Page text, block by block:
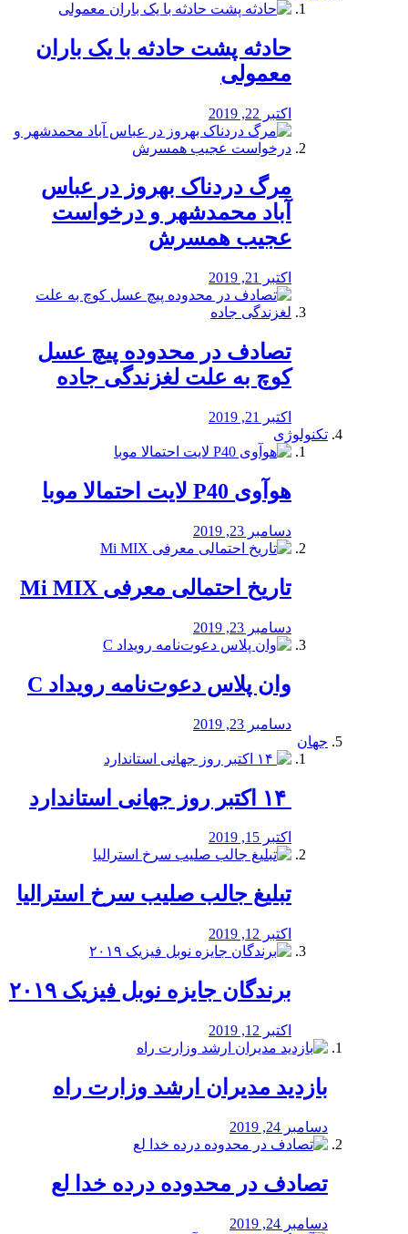
️حادثه پشت حادثه با یک باران
معمولی
اکتبر 22, 2019
مرگ دردناک بهروز در عباس
آباد محمدشهر و درخواست
عجیب همسرش
اکتبر 21, 2019
تصادف در محدوده پیچ عسل
کوچ به علت لغزندگی جاده
اکتبر 21, 2019
تکنولوژی
هوآوی P40 لایت احتمالا موبا
دسامبر 23, 2019
تاریخ احتمالی معرفی Mi MIX
دسامبر 23, 2019
وان پلاس دعوت‌نامه رویداد C
دسامبر 23, 2019
جهان
اکتبر 15, 2019
تبلیغ جالب صلیب سرخ استرالیا
اکتبر 12, 2019
برندگان جایزه نوبل فیزیک ۲۰۱۹
اکتبر 12, 2019
بازدید مدیران ارشد وزارت راه
دسامبر 24, 2019
تصادف در محدوده درده خدا لع
دسامبر 24, 2019